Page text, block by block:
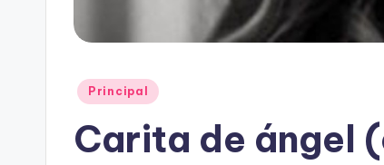
Publicado
Principal
Carita de ángel